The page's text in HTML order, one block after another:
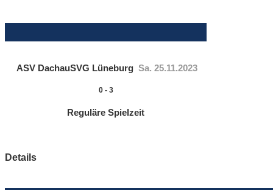
ASV DachauSVG Lüneburg Sa. 25.11.2023
0- 3
Reguläre Spielzeit
Details